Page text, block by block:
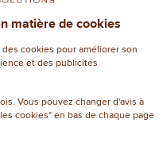
Non
Non
0 mm
matière de cookies
cookies pour améliorer son
et des publicités
Vous pouvez changer d'avis à
cookies" en bas de chaque page